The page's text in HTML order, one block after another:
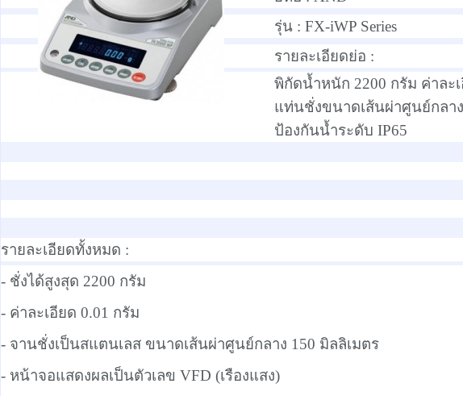
รุ่น : FX-iWP Series
รายละเอียดย่อ :
พิกัดน้ำหนัก 2200 กรัม ค่าละ
แท่นชั่งขนาดเส้นผ่าศูนย์กลา
ป้องกันน้ำระดับ IP65
รายละเอียดทั้งหมด :
- ชั่งได้สูงสุด 2200 กรัม
- ค่าละเอียด 0.01 กรัม
- จานชั่งเป็นสแตนเลส ขนาดเส้นผ่าศูนย์กลาง 150 มิลลิเมตร
- หน้าจอแสดงผลเป็นตัวเลข VFD (เรืองแสง)